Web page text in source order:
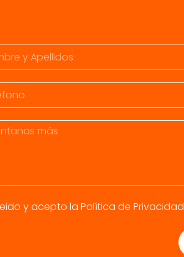
y acepto laPolítica de Privacidad